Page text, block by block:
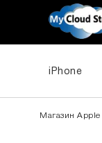
iPhone
Магазин Apple